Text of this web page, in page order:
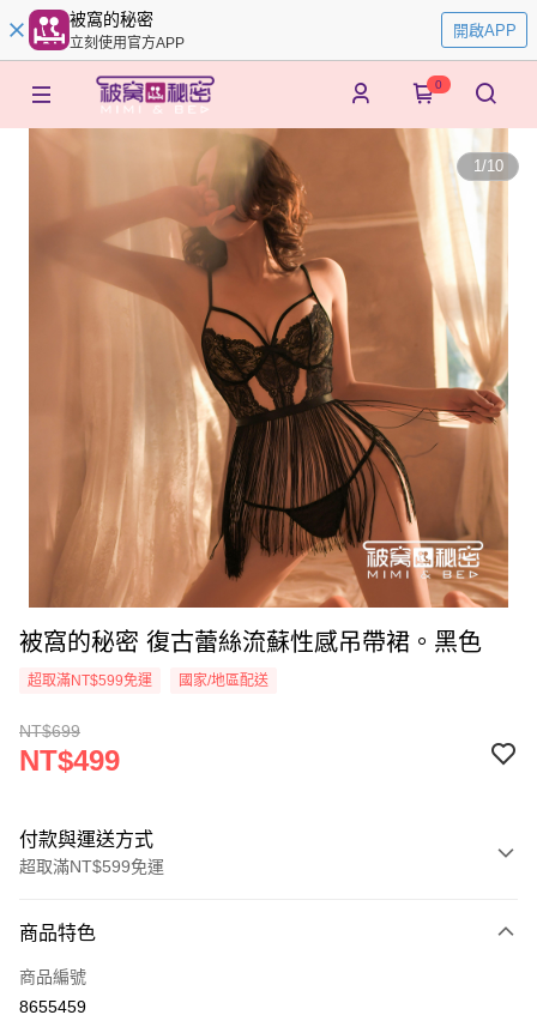
被窩的秘密
立刻使用官方APP
開啟APP
0
1/10
被窩的秘密 復古蕾絲流蘇性感吊帶裙。黑色
超取滿NT$599免運 國家/地區配送
NT$699
NT$499
付款與運送方式
超取滿NT$599免運
信用卡一次付款
超商取貨付款
商品特色
商品編號
8655459